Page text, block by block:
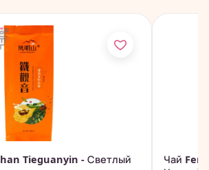
Tieguanyin - Светлый
Чай